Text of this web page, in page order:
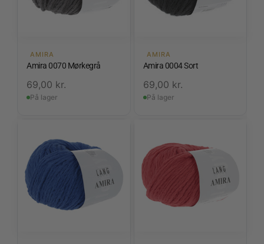
AMIRA
Amira 0070 Mørkegrå
69,00 kr.
På lager
AMIRA
Amira 0004 Sort
69,00 kr.
På lager